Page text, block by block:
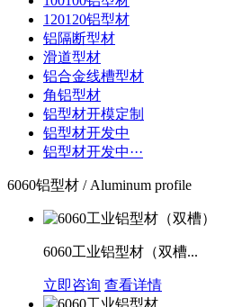
120120铝型材
铝隔断型材
滑道型材
铝合金线槽型材
角铝型材
铝型材开模定制
铝型材开发中
铝型材开发中···
6060铝型材 / Aluminum profile
6060工业铝型材（双槽...
立即咨询 查看详情